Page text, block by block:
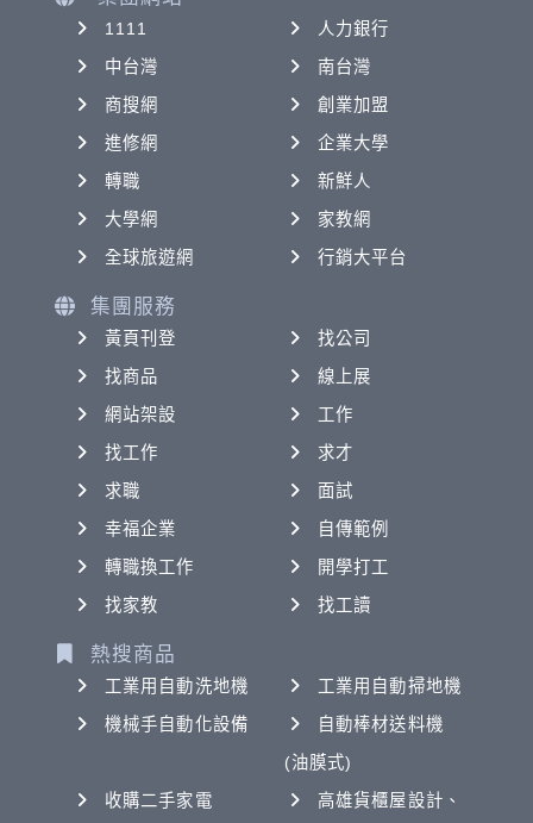
1111
人力銀行
中台灣
南台灣
商搜網
創業加盟
進修網
企業大學
轉職
新鮮人
大學網
家教網
全球旅遊網
行銷大平台
集團服務
黃頁刊登
找公司
找商品
線上展
網站架設
工作
找工作
求才
求職
面試
幸福企業
自傳範例
轉職換工作
開學打工
找家教
找工讀
熱搜商品
工業用自動洗地機
工業用自動掃地機
機械手自動化設備
自動棒材送料機
(油膜式)
收購二手家電
高雄貨櫃屋設計、